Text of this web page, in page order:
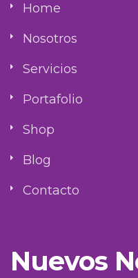
Home
Nosotros
Servicios
Portafolio
Shop
Blog
Contacto
Nuevos